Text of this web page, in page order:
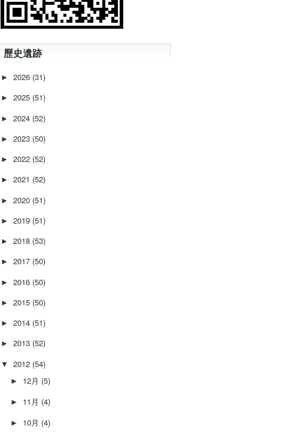
歷史遺跡
► 2026 (31)
► 2025 (51)
► 2024 (52)
► 2023 (50)
► 2022 (52)
► 2021 (52)
► 2020 (51)
► 2019 (51)
► 2018 (53)
► 2017 (50)
► 2016 (50)
► 2015 (50)
► 2014 (51)
► 2013 (52)
▼ 2012 (54)
► 12月 (5)
► 11月 (4)
► 10月 (4)